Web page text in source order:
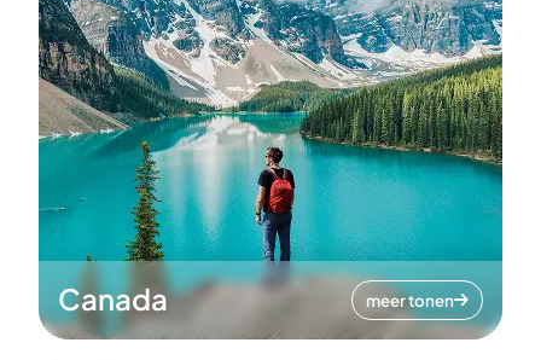
Canada meer tonen